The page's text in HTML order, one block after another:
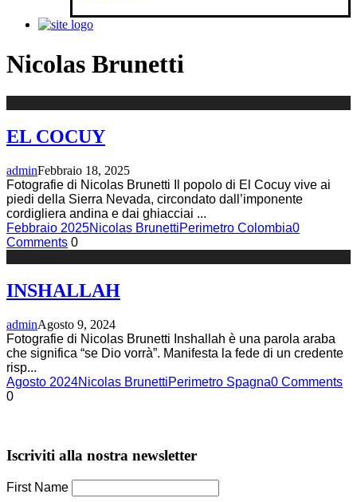
Nicolas Brunetti
EL COCUY
adminFebbraio 18, 2025
Fotografie di Nicolas Brunetti Il popolo di El Cocuy vive ai
piedi della Sierra Nevada, circondato dall’imponente
cordigliera andina e dai ghiacciai ...
Febbraio 2025Nicolas BrunettiPerimetro Colombia0
Comments 0
INSHALLAH
adminAgosto 9, 2024
Fotografie di Nicolas Brunetti Inshallah è una parola araba
che significa “se Dio vorrà”. Manifesta la fede di un credente
risp...
Agosto 2024Nicolas BrunettiPerimetro Spagna0 Comments
0
Iscriviti alla nostra newsletter
First Name